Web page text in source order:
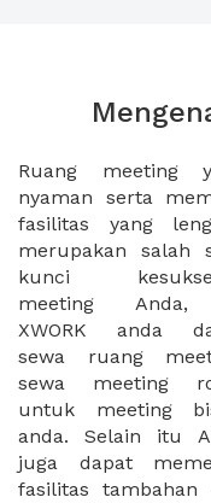
Ruang meeting
nyaman serta
fasilitas yang
merupakan salah
kunci
meeting
XWORK anda
sewa ruang
sewa meeting
untuk meeting
anda. Selain itu
juga dapat
fasilitas tambahan
Ruang meeting
dapat diatur
tempat duduk
kebutuhan
ketersediaan
Ribuan ruang
dapat Anda
berdasarkan
interior, lokasi
strategis, harga
sesuai dengan
meeting Anda,
disesuaikan